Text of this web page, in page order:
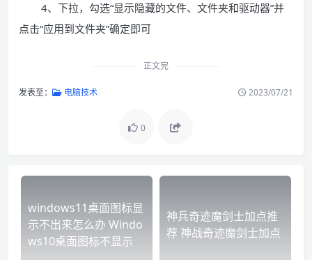
4、下拉，勾选“显示隐藏的文件、文件夹和驱动器”并
点击“应用到文件夹”确定即可
正文完
发表至： 电脑技术 2023/07/21
0
windows11桌面图标显
示不出来怎么办 Windo
ws10桌面图标不显示
神兵奇迹魔剑士加点推
荐 神战奇迹魔剑士加点